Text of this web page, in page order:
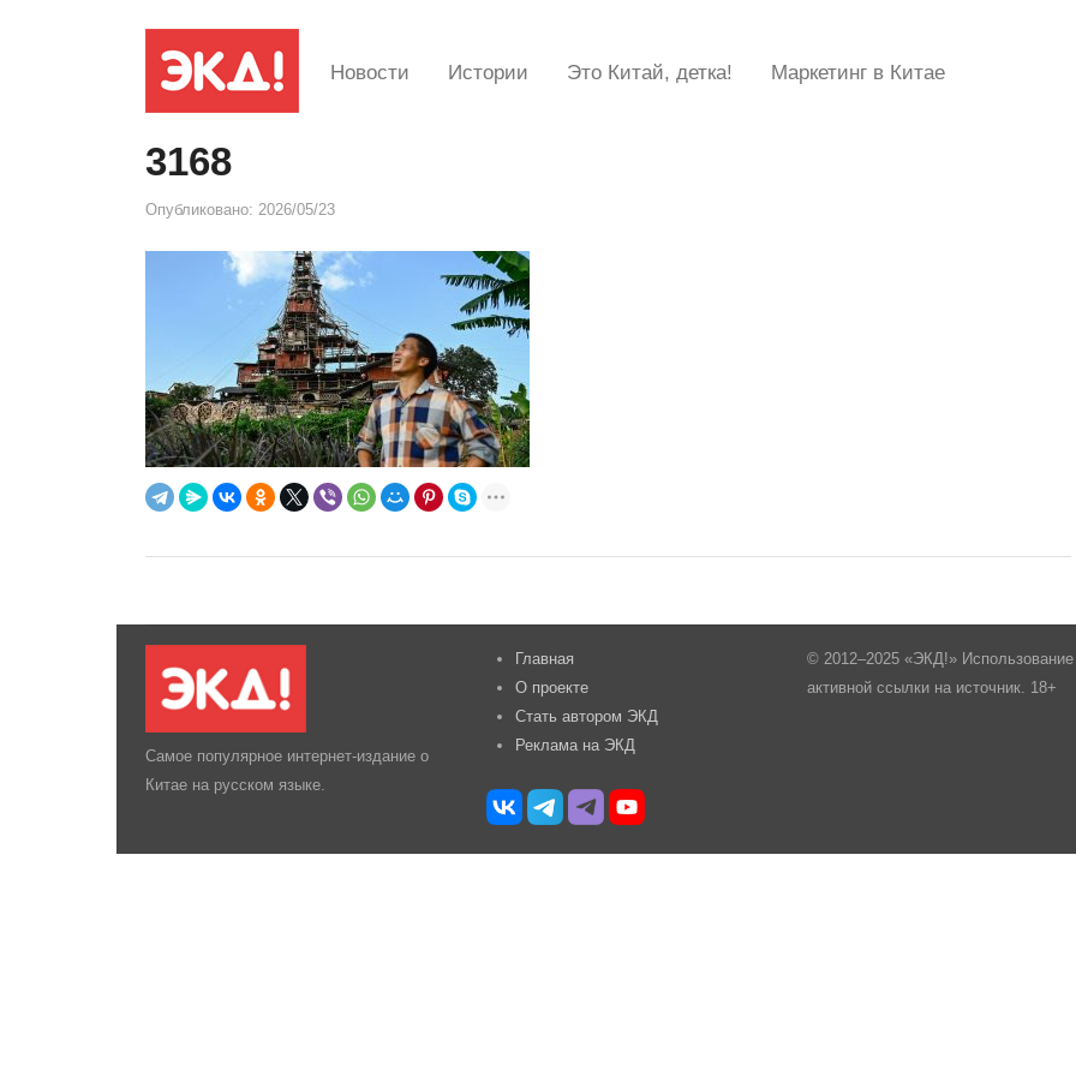
Новости Истории Это Китай, детка! Маркетинг в Китае
3168
Опубликовано: 2026/05/23
Самое популярное интернет-издание о
Китае на русском языке.
Главная
О проекте
Стать автором ЭКД
Реклама на ЭКД
© 2012–2025 «ЭКД!»
активной ссылки на источник. 18+